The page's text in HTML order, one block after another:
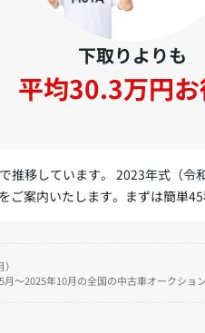
下取りよりも
平均30.3万円
推移しています。 2023年式（令
案内いたします。まずは簡単
2025年10月の全国の中古車オークショ